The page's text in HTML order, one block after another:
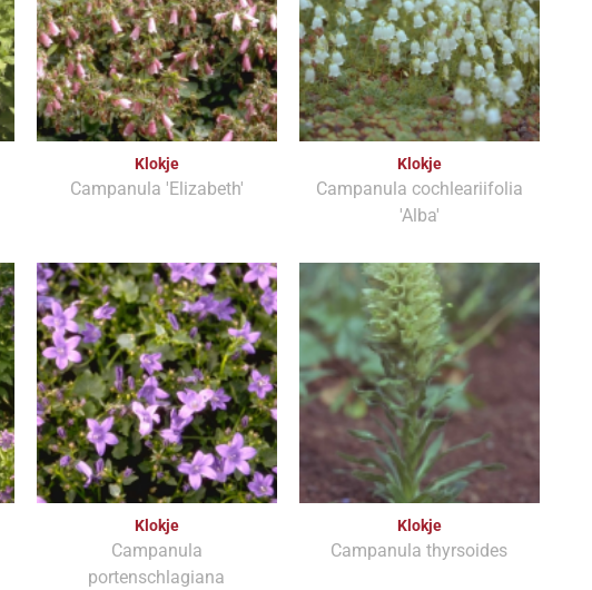
Klokje
Campanula 'Elizabeth'
Klokje
Campanula cochleariifolia
'Alba'
Klokje
Campanula
portenschlagiana
Klokje
Campanula thyrsoides